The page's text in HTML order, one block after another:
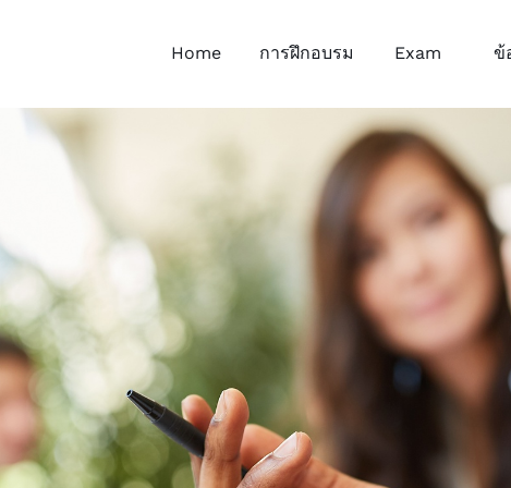
Home การฝึกอบรม Exam ข้